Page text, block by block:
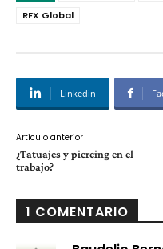
RFX Global
Linkedin
Artículo anterior
¿Tatuajes y piercing en el
trabajo?
1 COMENTARIO